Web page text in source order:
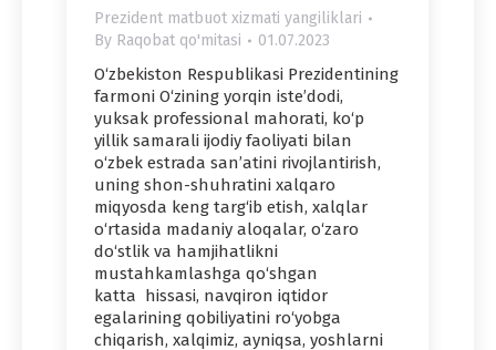
Prezident matbuot xizmati yangiliklari
By Raqobat qo'mitasi 01.07.2023
O‘zbekiston Respublikasi Prezidentining
farmoni O‘zining yorqin iste’dodi,
yuksak professional mahorati, ko‘p
yillik samarali ijodiy faoliyati bilan
o‘zbek estrada san’atini rivojlantirish,
uning shon-shuhratini xalqaro
miqyosda keng targ‘ib etish, xalqlar
o‘rtasida madaniy aloqalar, o‘zaro
do‘stlik va hamjihatlikni
mustahkamlashga qo‘shgan
katta hissasi, navqiron iqtidor
egalarining qobiliyatini ro‘yobga
chiqarish, xalqimiz, ayniqsa, yoshlarni